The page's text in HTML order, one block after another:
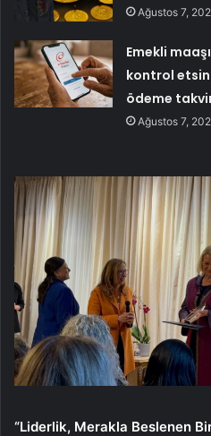
Ağustos 7,
Emekli
kontrol
ödeme
Ağustos 7,
“Liderlik, Merakla Beslenen